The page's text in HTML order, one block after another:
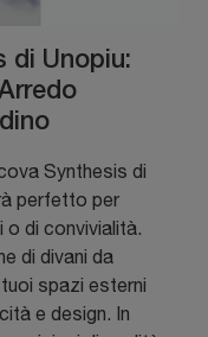
di Unopiu:
Synthesis di
perfetto per
o di convivialità.
di divani da
spazi esterni
e design. In